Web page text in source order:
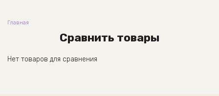
Главная
Сравнить товары
Нет товаров для сравнения